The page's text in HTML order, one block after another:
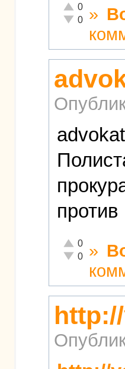
Отлично!
0
Неадекватно!
0 »
Отлично!
0
Неадекватно!
0 »